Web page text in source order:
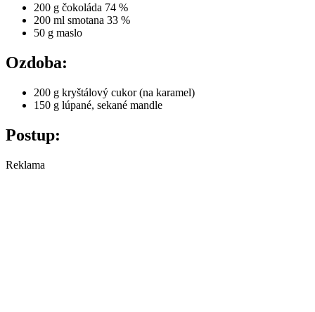
200 g čokoláda 74 %
200 ml smotana 33 %
50 g maslo
Ozdoba:
200 g kryštálový cukor (na karamel)
150 g lúpané, sekané mandle
Postup:
Reklama